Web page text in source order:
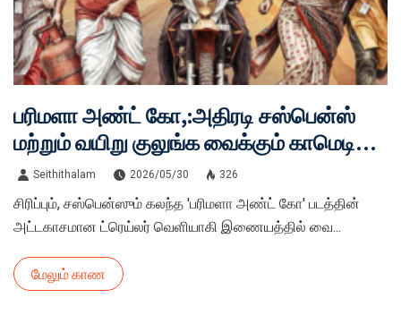
பரிமளா அண்ட் கோ,:அதிரடி சஸ்பென்ஸ்
மற்றும் வயிறு குலுங்க வைக்கும் காமெடி
நிறைந்த கொலை விசாரணை!
Seithithalam 2026/05/30 326
சிரிப்பும், சஸ்பென்ஸும் கலந்த 'பரிமளா அண்ட் கோ' படத்தின்
அட்டகாசமான ட்ரெய்லர் வெளியாகி இணையத்தில் வை...
மேலும் காண